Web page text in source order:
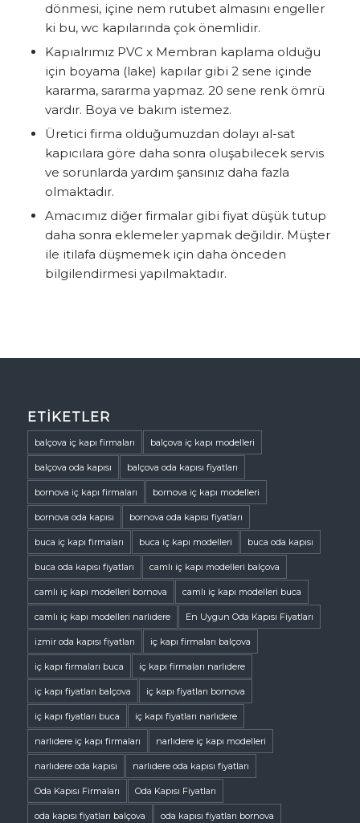
dönmesi, içine nem rutubet almasını engeller
ki bu, wc kapılarında çok önemlidir.
Kapıalrımız PVC x Membran kaplama olduğu
için boyama (lake) kapılar gibi 2 sene içinde
kararma, sararma yapmaz. 20 sene renk ömrü
vardır. Boya ve bakım istemez.
Üretici firma olduğumuzdan dolayı al-sat
kapıcılara göre daha sonra oluşabilecek servis
ve sorunlarda yardım şansınız daha fazla
olmaktadır.
Amacımız diğer firmalar gibi fiyat düşük tutup
daha sonra eklemeler yapmak değildir. Müşter
ile itilafa düşmemek için daha önceden
bilgilendirmesi yapılmaktadır.
ETIKETLER
balçova iç kapı firmaları balçova iç kapı modelleri
balçova oda kapısı balçova oda kapısı fiyatları
bornova iç kapı firmaları bornova iç kapı modelleri
bornova oda kapısı bornova oda kapısı fiyatları
buca iç kapı firmaları buca iç kapı modelleri buca oda kapısı
buca oda kapısı fiyatları camlı iç kapı modelleri balçova
camlı iç kapı modelleri bornova camlı iç kapı modelleri buca
camlı iç kapı modelleri narlıdere En Uygun Oda Kapısı Fiyatları
izmir oda kapısı fiyatları iç kapı firmaları balçova
iç kapı firmaları buca iç kapı firmaları narlıdere
iç kapı fiyatları balçova iç kapı fiyatları bornova
iç kapı fiyatları buca iç kapı fiyatları narlıdere
narlıdere iç kapı firmaları narlıdere iç kapı modelleri
narlıdere oda kapısı narlıdere oda kapısı fiyatları
Oda Kapısı Firmaları Oda Kapısı Fiyatları
oda kapısı fiyatları balçova oda kapısı fiyatları bornova